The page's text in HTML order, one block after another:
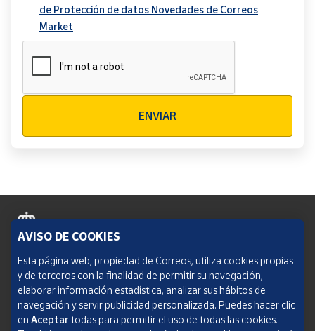
de Protección de datos Novedades de Correos
Market
ENVIAR
Política de cookies
Aviso legal
Condiciones del servicio
AVISO DE COOKIES
Esta página web, propiedad de Correos, utiliza cookies propias
y de terceros con la finalidad de permitir su navegación,
elaborar información estadística, analizar sus hábitos de
navegación y servir publicidad personalizada. Puedes hacer clic
en Aceptar todas para permitir el uso de todas las cookies.